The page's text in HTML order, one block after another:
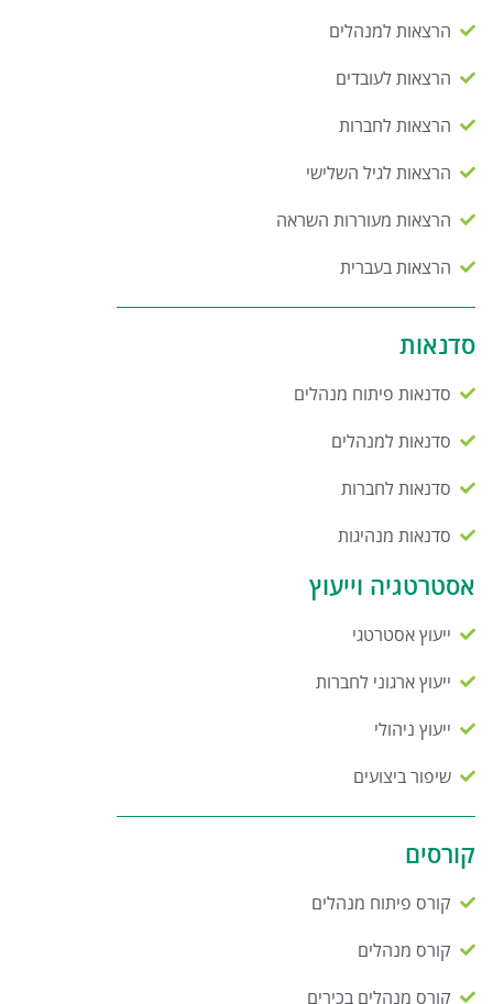
הרצאות למנהלים
הרצאות לעובדים
הרצאות לחברות
הרצאות לגיל השלישי
הרצאות מעוררות השראה
הרצאות בעברית
סדנאות
סדנאות פיתוח מנהלים
סדנאות למנהלים
סדנאות לחברות
סדנאות מנהיגות
אסטרטגיה וייעוץ
ייעוץ אסטרטגי
ייעוץ ארגוני לחברות
ייעוץ ניהולי
שיפור ביצועים
קורסים
קורס פיתוח מנהלים
קורס מנהלים
קורס מנהלים בכירים